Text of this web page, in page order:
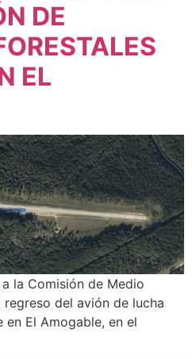
DE
EL
la Comisión de Medio
del avión de lucha
El Amogable, en el